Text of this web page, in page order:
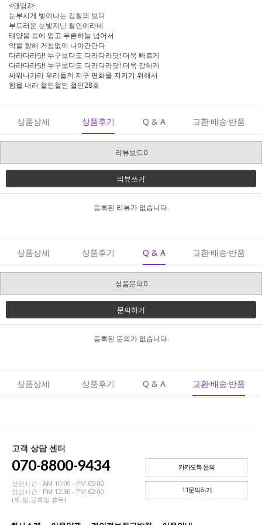
<엔딩2>
눈부시게 빛이나는 강철의 보디
부드러운 눈빛지닌 철인이라네
태양을 등에 업고 푸른하늘 넘어서
악을 향해 거침없이 나아간단다
다라다라닷! 누구보다도 다라다라닷! 더욱 빠르게
다라다라닷! 누구보다도 다라다라닷! 더욱 강하게
싸워나가라 우리들의 지구 평화를 지키기 위해서
힘을 내라 철인철인 철인28호
상품상세 상품후기 Q & A 교환·배송·반품
리뷰보드0
리뷰쓰기
등록된 리뷰가 없습니다.
상품상세 상품후기 Q & A 교환·배송·반품
상품문의0
문의하기
등록된 문의가 없습니다.
상품상세 상품후기 Q & A 교환·배송·반품
고객 상담 센터
070-8800-9434
상담시간 : AM 10:00 - PM 05:00
점심시간 : PM 12:30 - PM 02:00
(토,일,공휴일 휴무)
카카오톡 문의
1:1문의하기